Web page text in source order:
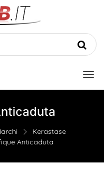
Kerastase
Anticaduta